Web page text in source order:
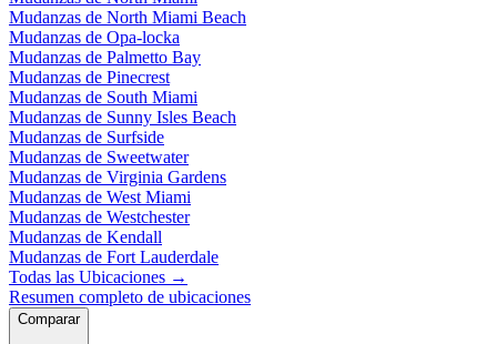
Mudanzas de North Miami Beach
Mudanzas de Opa-locka
Mudanzas de Palmetto Bay
Mudanzas de Pinecrest
Mudanzas de South Miami
Mudanzas de Sunny Isles Beach
Mudanzas de Surfside
Mudanzas de Sweetwater
Mudanzas de Virginia Gardens
Mudanzas de West Miami
Mudanzas de Westchester
Mudanzas de Kendall
Mudanzas de Fort Lauderdale
Todas las Ubicaciones →
Resumen completo de ubicaciones
Comparar